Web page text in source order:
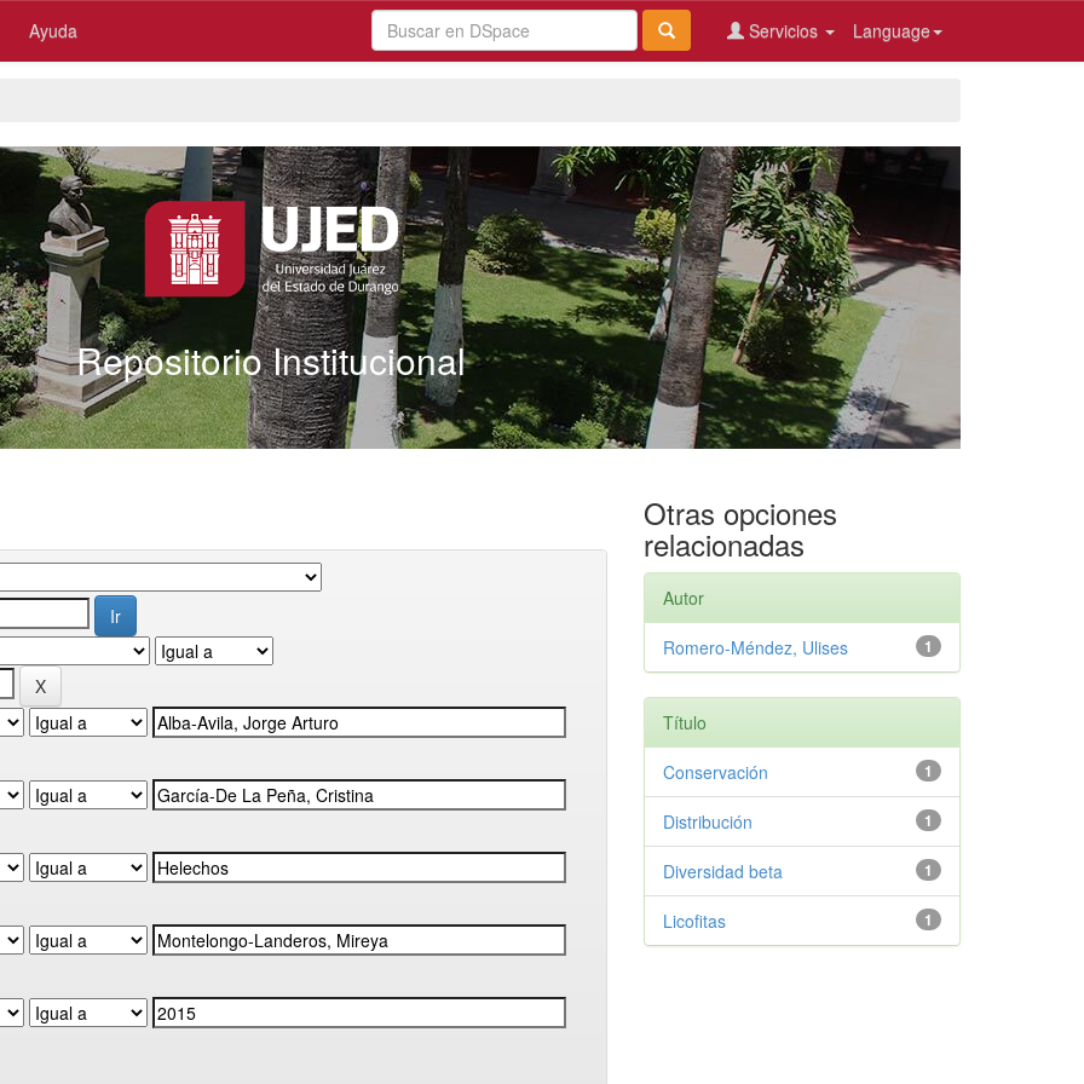
Ayuda Language
Servicios
Repositorio Institucional
Otras opciones
relacionadas
Autor
1
Romero-Méndez, Ulises
Título
1
Conservación
1
Distribución
1
Diversidad beta
1
Licofitas